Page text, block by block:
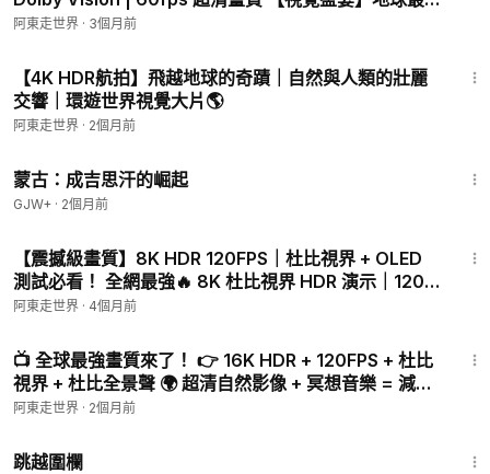
4K HDR 影像 | 杜比視
阿東走世界 · 3個月前
【4K HDR航拍】飛越地球的奇蹟｜自然與人類的壯麗
交響｜環遊世界視覺大片🌎
阿東走世界 · 2個月前
蒙古：成吉思汗的崛起
GJW+ · 2個月前
【震撼級畫質】8K HDR 120FPS｜杜比視界 + OLED
測試必看！ 全網最強🔥 8K 杜比視界 HDR 演示｜120幀
絲滑流暢！ 【眼睛的盛宴】
阿東走世界 · 4個月前
📺 全球最強畫質來了！ 👉 16K HDR + 120FPS + 杜比
視界 + 杜比全景聲 🌍 超清自然影像 + 冥想音樂 = 減壓
助眠神器 ⚡ 必測設
阿東走世界 · 2個月前
跳越圍欄